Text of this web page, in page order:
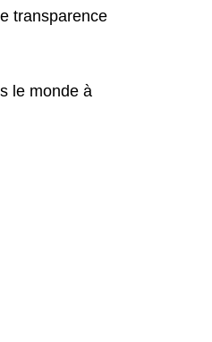
transparence
le monde à